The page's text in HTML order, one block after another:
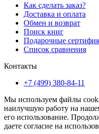
Как сделать заказ?
Доставка и оплата
Обмен и возврат
Поиск книг
Подарочные
Список сравнения
Контакты
+7 (499) 380-84-11
Мы используем файлы
наилучшую работу на
его использование.
даете согласие на